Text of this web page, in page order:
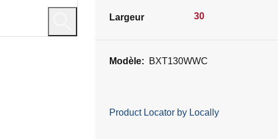
Largeur 30
Modèle: BXT130WWC
Product Locator by Locally